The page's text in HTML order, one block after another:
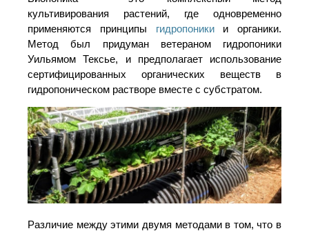
культивирования растений, где одновременно
применяются принципы гидропоникии органики.
Метод был придуман ветераном гидропоники
Уильямом Тексье, и предполагает использование
сертифицированных органических веществ в
гидропоническом растворе вместе с субстратом.
Различие между этими двумя методами в том, что в